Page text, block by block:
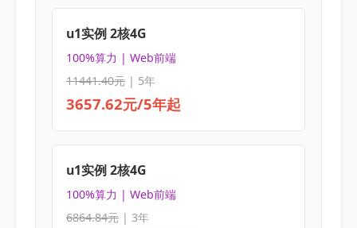
u1实例 2核4G
100%算力 | Web前端
11441.40元| 5年
3657.62元/5年起
u1实例 2核4G
100%算力 | Web前端
6864.84元| 3年